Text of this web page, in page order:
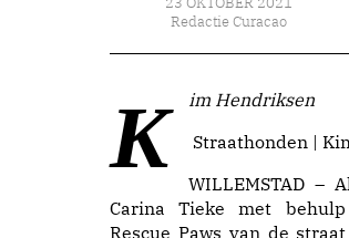
Redactie Curacao
Kim Hendriksen
Straathonden |
WILLEMSTAD –
Carina Tieke met
Rescue Paws van de